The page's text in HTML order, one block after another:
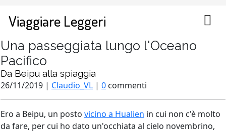
Viaggiare Leggeri
Una passeggiata lungo l'Oceano
Pacifico
Da Beipu alla spiaggia
26/11/2019 | Claudio_VL | 0 commenti
Ero a Beipu, un posto vicino a Hualien in cui non c'è molto
da fare, per cui ho dato un'occhiata al cielo novembrino,